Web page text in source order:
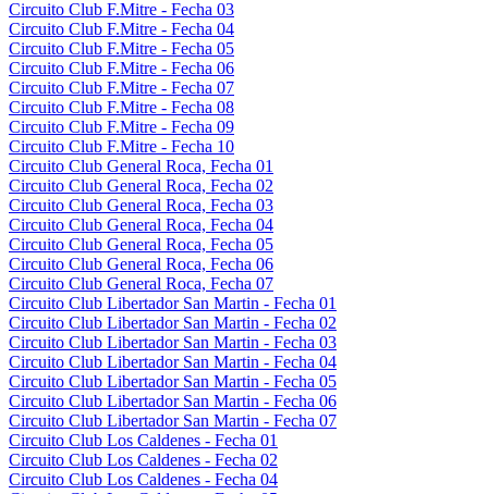
Circuito Club F.Mitre - Fecha 03
Circuito Club F.Mitre - Fecha 04
Circuito Club F.Mitre - Fecha 05
Circuito Club F.Mitre - Fecha 06
Circuito Club F.Mitre - Fecha 07
Circuito Club F.Mitre - Fecha 08
Circuito Club F.Mitre - Fecha 09
Circuito Club F.Mitre - Fecha 10
Circuito Club General Roca, Fecha 01
Circuito Club General Roca, Fecha 02
Circuito Club General Roca, Fecha 03
Circuito Club General Roca, Fecha 04
Circuito Club General Roca, Fecha 05
Circuito Club General Roca, Fecha 06
Circuito Club General Roca, Fecha 07
Circuito Club Libertador San Martin - Fecha 01
Circuito Club Libertador San Martin - Fecha 02
Circuito Club Libertador San Martin - Fecha 03
Circuito Club Libertador San Martin - Fecha 04
Circuito Club Libertador San Martin - Fecha 05
Circuito Club Libertador San Martin - Fecha 06
Circuito Club Libertador San Martin - Fecha 07
Circuito Club Los Caldenes - Fecha 01
Circuito Club Los Caldenes - Fecha 02
Circuito Club Los Caldenes - Fecha 04